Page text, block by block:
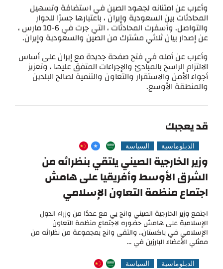
وأعرب عن امتنانه لجهود الصين في استضافة وتسهيل
المحادثات بين السعودية وإيران ، باعتبارها جسرًا للحوار
والتواصل. وأسفرت المحادثات ، التي جرت في 6-10 مارس ،
عن إصدار بيان ثلاثي مشترك من الصين والسعودية وإيران.
وأعرب عن أمله في فتح صفحة جديدة مع إيران على أساس
الالتزام الراسخ بالمبادئ والإجراءات المتفق عليها ، وتعزيز
أجواء الأمن والاستقرار والتعاون والتنمية لصالح البلدين
والمنطقة الأوسع.
قد يعجبك
الدبلوماسية السياسة
وزير الخارجية الصيني يلتقي بنظرائه من
الشرق الأوسط وأفريقيا على هامش
اجتماع منظمة التعاون الإسلامي
اجتمع وزير الخارجية الصيني وانج يي مع عددًا من وزراء الدول
الإسلامية على هامش حضوره لاجتماع منظمة التعاون
الإسلامي في باكستان.. والتقى وانج بمجموعة من نظرائه من
ممثلي الأعضاء البارزين في ...
الدبلوماسية السياسة